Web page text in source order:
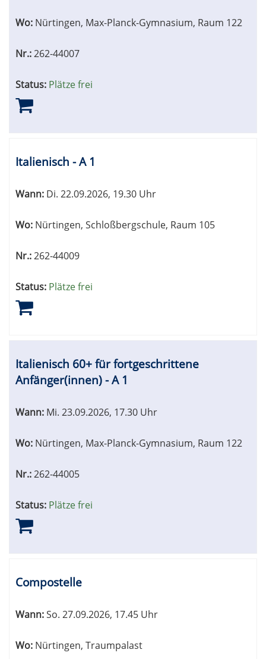
Wo: Nürtingen, Max-Planck-Gymnasium, Raum 122
Nr.:262-44007
Status: Plätze frei
Italienisch - A 1
Wann: Di. 22.09.2026, 19.30 Uhr
Wo: Nürtingen, Schloßbergschule, Raum 105
Nr.:262-44009
Status: Plätze frei
Italienisch 60+ für fortgeschrittene
Anfänger(innen) - A 1
Wann: Mi. 23.09.2026, 17.30 Uhr
Wo: Nürtingen, Max-Planck-Gymnasium, Raum 122
Nr.:262-44005
Status: Plätze frei
Compostelle
Wann:So. 27.09.2026, 17.45 Uhr
Wo: Nürtingen, Traumpalast